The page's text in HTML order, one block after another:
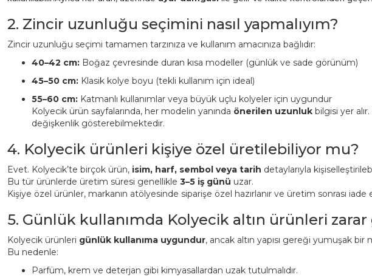
2. Zincir uzunluğu seçimini nasıl yapmalıyım?
Zincir uzunluğu seçimi tamamen tarzınıza ve kullanım amacınıza bağlıdır:
40–42 cm: Boğaz çevresinde duran kısa modeller (günlük ve sade görünüm)
45–50 cm: Klasik kolye boyu (tekli kullanım için ideal)
55–60 cm: Katmanlı kullanımlar veya büyük uçlu kolyeler için uygundur
Kolyecik ürün sayfalarında, her modelin yanında önerilen uzunluk bilgisi yer
değişkenlik gösterebilmektedir.
4. Kolyecik ürünleri kişiye özel üretilebiliyor mu?
Evet. Kolyecik’te birçok ürün, isim, harf, sembol veya tarih detaylarıyla
Bu tür ürünlerde üretim süresi genellikle 3–5 iş günü uzar.
Kişiye özel ürünler, markanın atölyesinde siparişe özel hazırlanır ve üretim sonrası iade
5. Günlük kullanımda Kolyecik altın ürünleri
Kolyecik ürünleri günlük kullanıma uygundur, ancak altın yapısı gereği yumuşak bir
Bu nedenle:
Parfüm, krem ve deterjan gibi kimyasallardan uzak tutulmalıdır.